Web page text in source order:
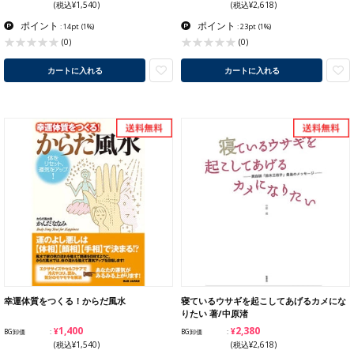
(税込¥1,540)
ポイント : 14pt (1%)
(0)
カートに入れる
(税込¥2,618)
ポイント : 23pt (1%)
(0)
カートに入れる
幸運体質をつくる！からだ風水
BG卸価 ¥1,400
(税込¥1,540)
寝ているウサギを起こしてあげるカメにな
りたい 著/中原渚
BG卸価 ¥2,380
(税込¥2,618)